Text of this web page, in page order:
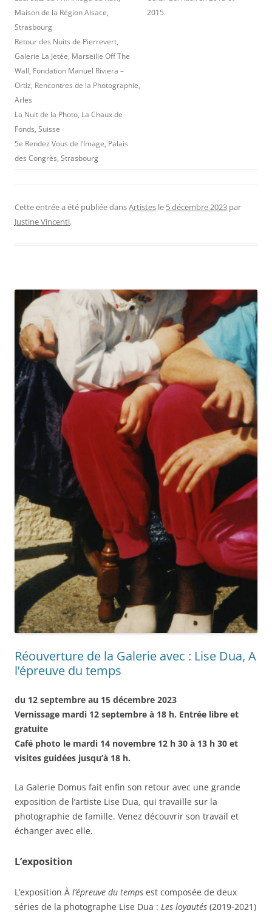
Maison de la Région Alsace,
Strasbourg
Retour des Nuits de Pierrevert,
Galerie La Jetée, Marseille Off The
Wall, Fondation Manuel Riviera –
Ortiz, Rencontres de la Photographie,
Arles
La Nuit de la Photo, La Chaux de
Fonds, Suisse
5e Rendez Vous de l’Image, Palais
des Congrès, Strasbourg
2015.
Cette entrée a été publiée dansArtistes le 5 décembre 2023 par
Justine Vincenti.
Réouverture de la Galerie avec : Lise Dua, A
l’épreuve du temps
du 12 septembre au 15 décembre 2023
Vernissage mardi 12 septembre à 18 h. Entrée libre et
gratuite
Café photo le mardi 14 novembre 12 h 30 à 13 h 30 et
visites guidées jusqu’à 18 h.
La Galerie Domus fait enfin son retour avec une grande
exposition de l’artiste Lise Dua, qui travaille sur la
photographie de famille. Venez découvrir son travail et
échanger avec elle.
L’exposition
L’exposition À l’épreuve du temps est composée de deux
séries de la photographe Lise Dua : Les loyautés (2019-2021)